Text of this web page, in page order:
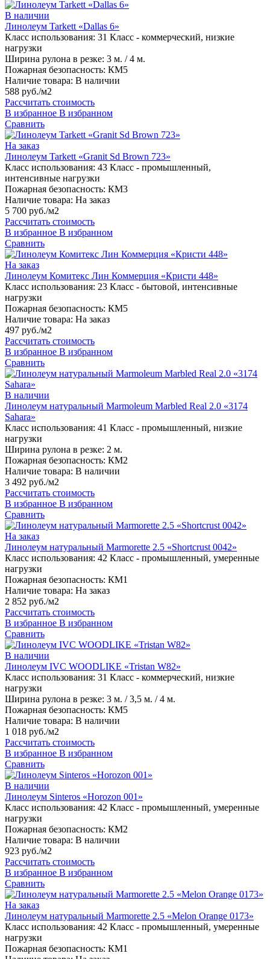
В наличии
Линолеум Tarkett «Dallas 6»
Класс использования: 31 Класс - коммерческий, низкие
нагрузки
Ширина рулона в резке: 3 м. / 4 м.
Пожарная безопасность: КМ5
Наличие товара: В наличии
588 руб./м2
Рассчитать стоимость
В избранное В избранном
Сравнить
На заказ
Линолеум Tarkett «Granit Sd Brown 723»
Класс использования: 43 Класс - промышленный,
интенсивные нагрузки
Пожарная безопасность: КМ3
Наличие товара: На заказ
5 700 руб./м2
Рассчитать стоимость
В избранное В избранном
Сравнить
На заказ
Линолеум Комитекс Лин Коммерция «Кристи 448»
Класс использования: 23 Класс - бытовой, интенсивные
нагрузки
Пожарная безопасность: КМ5
Наличие товара: На заказ
497 руб./м2
Рассчитать стоимость
В избранное В избранном
Сравнить
В наличии
Линолеум натуральный Marmoleum Marbled Real 2.0 «3174
Sahara»
Класс использования: 41 Класс - промышленный, низкие
нагрузки
Ширина рулона в резке: 2 м.
Пожарная безопасность: КМ2
Наличие товара: В наличии
3 492 руб./м2
Рассчитать стоимость
В избранное В избранном
Сравнить
На заказ
Линолеум натуральный Marmorette 2.5 «Shortcrust 0042»
Класс использования: 42 Класс - промышленный, умеренные
нагрузки
Пожарная безопасность: КМ1
Наличие товара: На заказ
2 852 руб./м2
Рассчитать стоимость
В избранное В избранном
Сравнить
В наличии
Линолеум IVC WOODLIKE «Tristan W82»
Класс использования: 31 Класс - коммерческий, низкие
нагрузки
Ширина рулона в резке: 3 м. / 3,5 м. / 4 м.
Пожарная безопасность: КМ5
Наличие товара: В наличии
1 018 руб./м2
Рассчитать стоимость
В избранное В избранном
Сравнить
В наличии
Линолеум Sinteros «Horozon 001»
Класс использования: 42 Класс - промышленный, умеренные
нагрузки
Пожарная безопасность: КМ2
Наличие товара: В наличии
923 руб./м2
Рассчитать стоимость
В избранное В избранном
Сравнить
На заказ
Линолеум натуральный Marmorette 2.5 «Melon Orange 0173»
Класс использования: 42 Класс - промышленный, умеренные
нагрузки
Пожарная безопасность: КМ1